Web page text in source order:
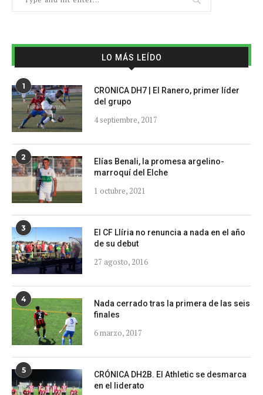
LO MÁS LEÍDO
1
CRONICA DH7 | El Ranero, primer líder
del grupo
4 septiembre, 2017
2
Elías Benali, la promesa argelino-
marroquí del Elche
1 octubre, 2021
3
El CF Llíria no renuncia a nada en el año
de su debut
27 agosto, 2016
4
Nada cerrado tras la primera de las seis
finales
6 marzo, 2017
5
CRÓNICA DH2B. El Athletic se desmarca
en el liderato